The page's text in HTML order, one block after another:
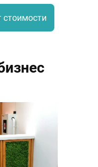
стоимости